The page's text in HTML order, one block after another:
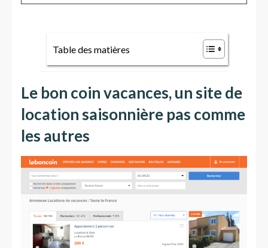
Table des matières
Le bon coin vacances, un site de
location saisonnière pas comme
les autres